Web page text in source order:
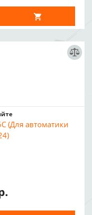
(Для автоматики